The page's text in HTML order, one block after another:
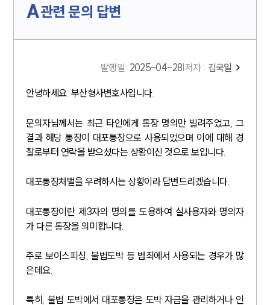
A관련 문의 답변
발행일: 2025-04-28 저자 : 김국일
안녕하세요. 부산형사변호사입니다.
문의자님께서는 최근 타인에게 통장 명의만 빌려주었고, 그
결과 해당 통장이 대포통장으로 사용되었으며 이에 대해 경
찰로부터 연락을 받으셨다는 상황이신 것으로 보입니다.
대포통장처벌을 우려하시는 상황이라 답변드리겠습니다.
대포통장이란 제3자의 명의를 도용하여 실사용자와 명의자
가 다른 통장을 의미합니다.
주로 보이스피싱, 불법도박 등 범죄에서 사용되는 경우가 많
은데요.
특히, 불법 도박에서 대포통장은 도박 자금을 관리하거나 인